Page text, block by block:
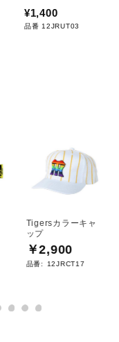
¥1,400
品番 12JRUT03
Tigersカラーキャ
ップ
￥2,900
品番: 12JRCT17